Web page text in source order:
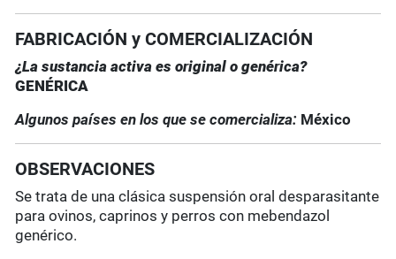
FABRICACIÓN y COMERCIALIZACIÓN
¿La sustancia activa es original o genérica?
GENÉRICA
Algunos países en los que se comercializa: México
OBSERVACIONES
Se trata de una clásica suspensión oral desparasitante
para ovinos, caprinos y perros con mebendazol
genérico.